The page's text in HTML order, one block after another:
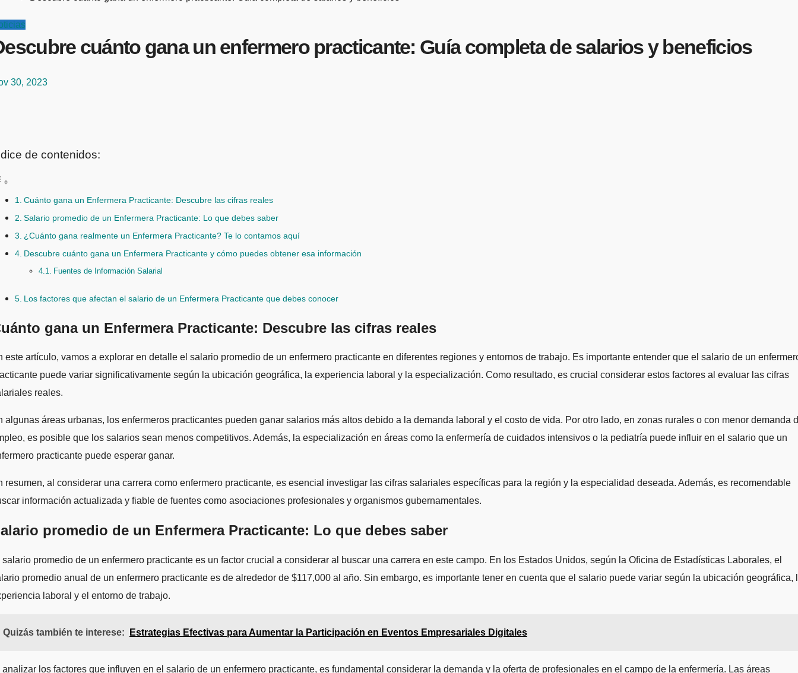
cuánto gana un enfermero practicante: Guía completa de salarios y beneficios
30, 2023
de contenidos:
Cuánto gana un Enfermera Practicante: Descubre las cifras reales
Salario promedio de un Enfermera Practicante: Lo que debes saber
¿Cuánto gana realmente un Enfermera Practicante? Te lo contamos aquí
Descubre cuánto gana un Enfermera Practicante y cómo puedes obtener esa información
Fuentes de Información Salarial
Los factores que afectan el salario de un Enfermera Practicante que debes conocer
gana un Enfermera Practicante: Descubre las cifras reales
este artículo, vamos a explorar en detalle el salario promedio de un enfermero practicante en diferentes regiones y entornos de trabajo. Es importante entender que el salario de un
puede variar significativamente según la ubicación geográfica, la experiencia laboral y la especialización. Como resultado, es crucial considerar estos factores al evaluar las cifras
reales.
algunas áreas urbanas, los enfermeros practicantes pueden ganar salarios más altos debido a la demanda laboral y el costo de vida. Por otro lado, en zonas rurales o con menor demanda
es posible que los salarios sean menos competitivos. Además, la especialización en áreas como la enfermería de cuidados intensivos o la pediatría puede influir en el salario que un
practicante puede esperar ganar.
resumen, al considerar una carrera como enfermero practicante, es esencial investigar las cifras salariales específicas para la región y la especialidad deseada. Además, es recomendable
información actualizada y fiable de fuentes como asociaciones profesionales y organismos gubernamentales.
promedio de un Enfermera Practicante: Lo que debes saber
salario promedio de un enfermero practicante es un factor crucial a considerar al buscar una carrera en este campo. En los Estados Unidos, según la Oficina de Estadísticas Laborales, el
promedio anual de un enfermero practicante es de alrededor de $117,000 al año. Sin embargo, es importante tener en cuenta que el salario puede variar según la ubicación geográfica,
laboral y el entorno de trabajo.
Quizás también te interese: Estrategias Efectivas para Aumentar la Participación en Eventos Empresariales Digitales
analizar los factores que influyen en el salario de un enfermero practicante, es fundamental considerar la demanda y la oferta de profesionales en el campo de la enfermería. Las áreas